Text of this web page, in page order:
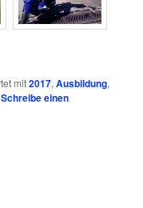
mit2017,Ausbildung,
Schreibe einen